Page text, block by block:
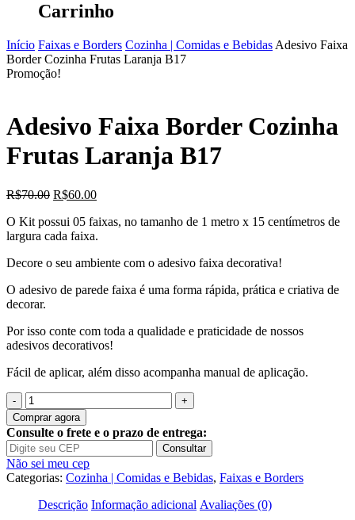
Carrinho
Início Faixas e Borders Cozinha | Comidas e Bebidas Adesivo Faixa
Border Cozinha Frutas Laranja B17
Promoção!
Adesivo Faixa Border Cozinha
Frutas Laranja B17
R$70.00 O
original
era:
R$60.00O
atual
é:
O Kit possui 05 faixas, no tamanho de 1 metro x 15 centímetros de
largura cada faixa.
Decore o seu ambiente com o adesivo faixa decorativa!
O adesivo de parede faixa é uma forma rápida, prática e criativa de
decorar.
Por isso conte com toda a qualidade e praticidade de nossos
adesivos decorativos!
Fácil de aplicar, além disso acompanha manual de aplicação.
Quantidade
de
Adesivo
Faixa
Border
Cozinha
Frutas
Laranja
B17
Comprar agora
Consulte o frete e o prazo de entrega:
Consultar
Não sei meu cep
Categorias: Cozinha | Comidas e Bebidas, Faixas e Borders
Descrição Informação adicional Avaliações (0)